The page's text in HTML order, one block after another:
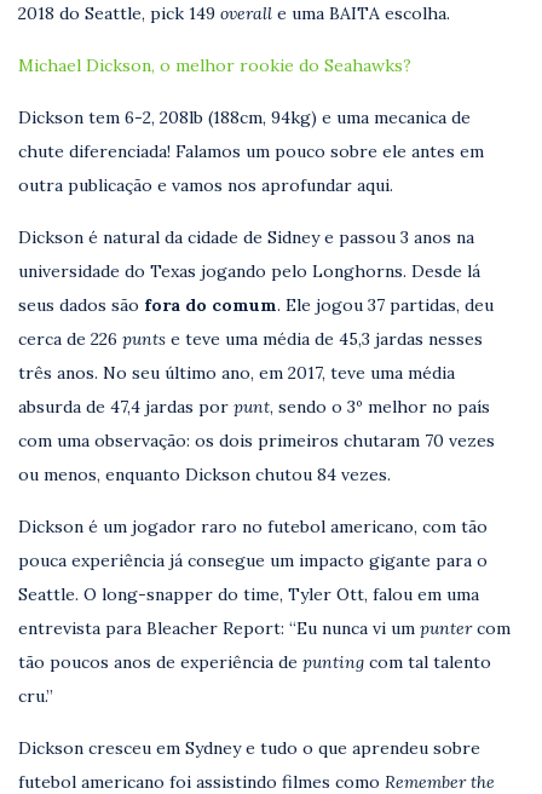
2018 do Seattle, pick 149 overall e uma BAITA escolha.
Michael Dickson, o melhor rookie do Seahawks?
Dickson tem 6-2, 208lb (188cm, 94kg) e uma mecanica de
chute diferenciada! Falamos um pouco sobre ele antes em
outra publicação e vamos nos aprofundar aqui.
Dickson é natural da cidade de Sidney e passou 3 anos na
universidade do Texas jogando pelo Longhorns. Desde lá
seus dados são fora do comum. Ele jogou 37 partidas, deu
cerca de 226 punts e teve uma média de 45,3 jardas nesses
três anos. No seu último ano, em 2017, teve uma média
absurda de 47,4 jardas por punt, sendo o 3º melhor no país
com uma observação: os dois primeiros chutaram 70 vezes
ou menos, enquanto Dickson chutou 84 vezes.
Dickson é um jogador raro no futebol americano, com tão
pouca experiência já consegue um impacto gigante para o
Seattle. O long-snapper do time, Tyler Ott, falou em uma
entrevista para Bleacher Report: “Eu nunca vi um puntercom
tão poucos anos de experiência de punting com tal talento
cru.”
Dickson cresceu em Sydney e tudo o que aprendeu sobre
futebol americano foi assistindo filmes como Remember the